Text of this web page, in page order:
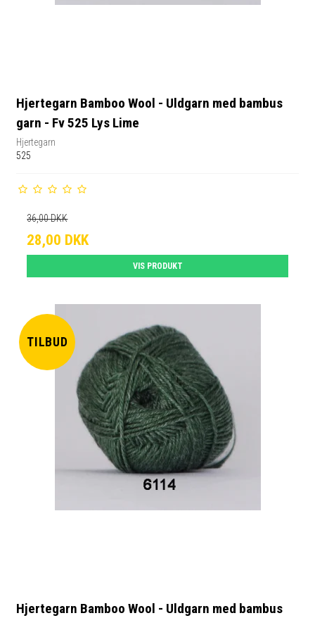
Hjertegarn Bamboo Wool - Uldgarn med bambus
garn - Fv 525 Lys Lime
Hjertegarn
525
36,00 DKK
28,00 DKK
VIS PRODUKT
TILBUD
Hjertegarn Bamboo Wool - Uldgarn med bambus